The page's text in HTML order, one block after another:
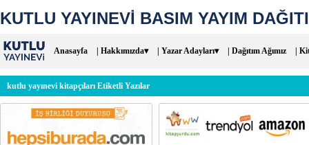
KUTLU YAYINEVİ BASIM YAYIM
Anasayfa | Hakkımızda▾ | Yazar Adayları▾ | Dağıtım Ağımız |
kutlu yayınevi kitapçıları Etiketli Yazılar